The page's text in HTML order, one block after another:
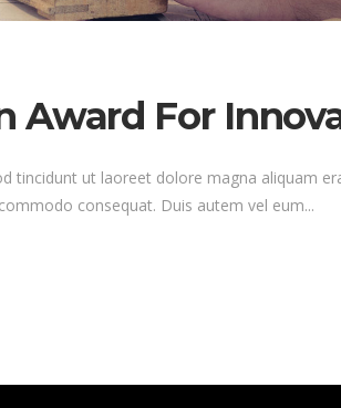
Award For
tincidunt ut laoreet dolore magna aliquam
consequat. Duis autem vel eum...